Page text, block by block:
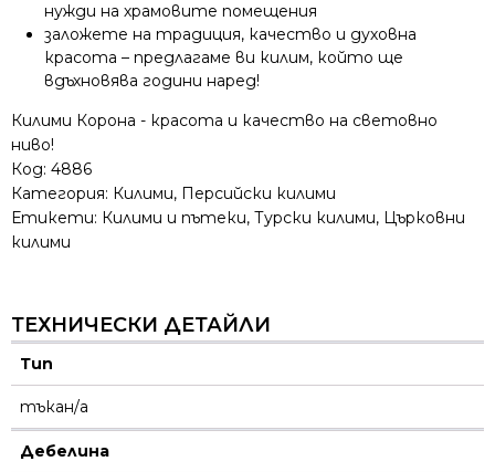
нужди на храмовите помещения
заложете на традиция, качество и духовна
красота – предлагаме ви килим, който ще
вдъхновява години наред!
Килими Корона - красота и качество на световно
ниво!
Код: 4886
Категория: Килими, Персийски килими
Етикети: Килими и пътеки, Турски килими, Църковни
килими
ТЕХНИЧЕСКИ ДЕТАЙЛИ
Тип
тъкан/а
Дебелина